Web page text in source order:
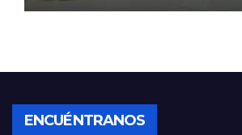
ENCUÉNTRANOS